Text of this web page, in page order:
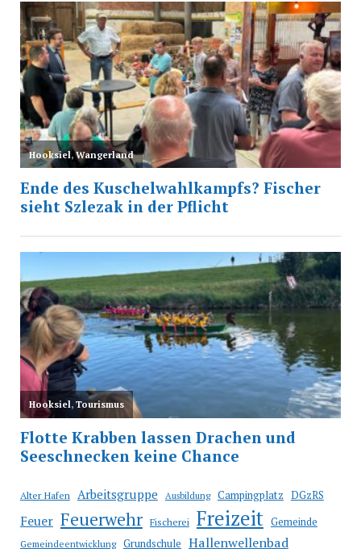
Alter Hafen Arbeitsgruppe Ausbildung Campingplatz DGzRS
Feuer Feuerwehr Fischerei Freizeit Gemeinde
Gemeindeentwicklung Grundschule Hallenwellenbad